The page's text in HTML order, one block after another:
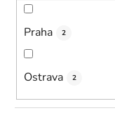
Praha 2
Ostrava 2